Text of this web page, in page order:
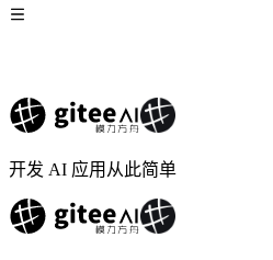
开发 AI 应用从此简单